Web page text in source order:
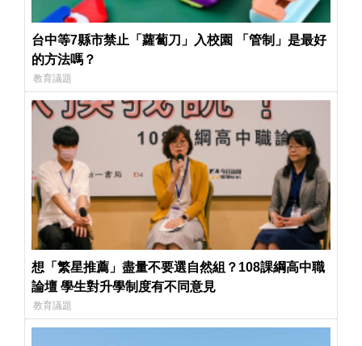
台中等7縣市禁止「蘿蔔刀」入校園 「管制」是最好
的方法嗎？
教育議題
想「繁星推薦」盡量不要選自然組？108課綱高中職
論壇 學生對升學制度有不同意見
教育議題